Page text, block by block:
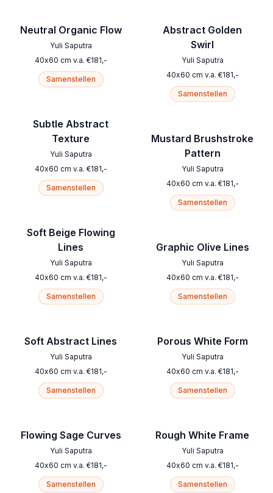
Neutral Organic Flow
Yuli Saputra
40x60 cm v.a. €181,-
Samenstellen
Subtle Abstract
Texture
Yuli Saputra
40x60 cm v.a. €181,-
Samenstellen
Soft Beige Flowing
Lines
Yuli Saputra
40x60 cm v.a. €181,-
Samenstellen
Soft Abstract Lines
Yuli Saputra
40x60 cm v.a. €181,-
Samenstellen
Flowing Sage Curves
Yuli Saputra
40x60 cm v.a. €181,-
Samenstellen
Abstract Golden
Swirl
Yuli Saputra
40x60 cm v.a. €181,-
Samenstellen
Mustard Brushstroke
Pattern
Yuli Saputra
40x60 cm v.a. €181,-
Samenstellen
Graphic Olive Lines
Yuli Saputra
40x60 cm v.a. €181,-
Samenstellen
Porous White Form
Yuli Saputra
40x60 cm v.a. €181,-
Samenstellen
Rough White Frame
Yuli Saputra
40x60 cm v.a. €181,-
Samenstellen